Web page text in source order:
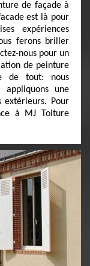
de façade à
est là pour
expériences
ferons briller
nous pour un
de peinture
de tout: nous
appliquons une
Pour
à MJ Toiture